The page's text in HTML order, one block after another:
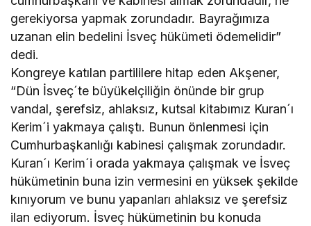
gerekiyorsa yapmak zorundadır. Bayrağımıza
uzanan elin bedelini İsveç hükümeti ödemelidir”
dedi.
Kongreye katılan partililere hitap eden Akşener,
“Dün İsveç´te büyükelçiliğin önünde bir grup
vandal, şerefsiz, ahlaksız, kutsal kitabımız Kuran´ı
Kerim´i yakmaya çalıştı. Bunun önlenmesi için
Cumhurbaşkanlığı kabinesi çalışmak zorundadır.
Kuran´ı Kerim´i orada yakmaya çalışmak ve İsveç
hükümetinin buna izin vermesini en yüksek şekilde
kınıyorum ve bunu yapanları ahlaksız ve şerefsiz
ilan ediyorum. İsveç hükümetinin bu konuda